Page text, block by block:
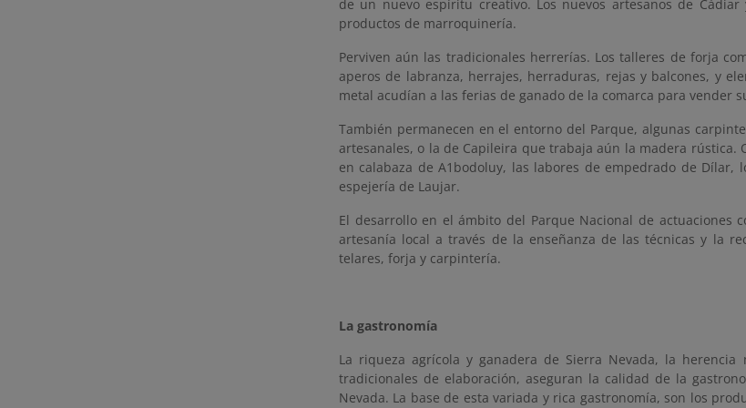
de un nuevo espíritu creativo. Los nuevos artesanos de
productos de marroquinería.
Perviven aún las tradicionales herrerías. Los talleres de forja
aperos de labranza, herrajes, herraduras, rejas y balcones, y
metal acudían a las ferias de ganado de la comarca para vender
También permanecen en el entorno del Parque, algunas
artesanales, o la de Capileira que trabaja aún la madera
en calabaza de A1bodoluy, las labores de empedrado de
espejería de Laujar.
El desarrollo en el ámbito del Parque Nacional de
artesanía local a través de la enseñanza de las técnicas y la
telares, forja y carpintería.
La gastronomía
La riqueza agrícola y ganadera de Sierra Nevada, la
tradicionales de elaboración, aseguran la calidad de la
Nevada. La base de esta variada y rica gastronomía, son los